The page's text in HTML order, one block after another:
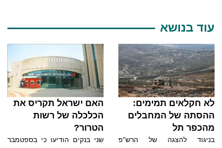
עוד בנושא
לא חקלאים תמימים:
ההסתה של המחבלים
מהכפר תל
בניגוד להצגה של הרש"פ
האם ישראל תקריס את
הכלכלה של רשות
הטרור?
שני בנקים הודיעו כי בספטמבר